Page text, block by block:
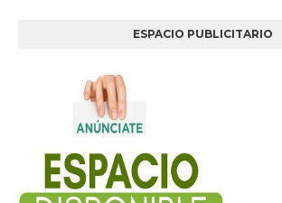
ESPACIO PUBLICITARIO